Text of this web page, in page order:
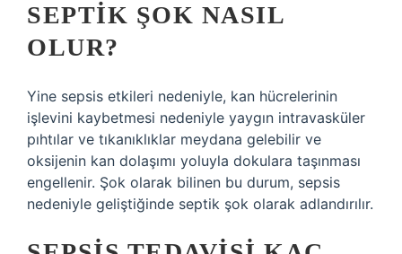
SEPTIK ŞOK NASIL
OLUR?
Yine sepsis etkileri nedeniyle, kan hücrelerinin
işlevini kaybetmesi nedeniyle yaygın intravasküler
pıhtılar ve tıkanıklıklar meydana gelebilir ve
oksijenin kan dolaşımı yoluyla dokulara taşınması
engellenir. Şok olarak bilinen bu durum, sepsis
nedeniyle geliştiğinde septik şok olarak adlandırılır.